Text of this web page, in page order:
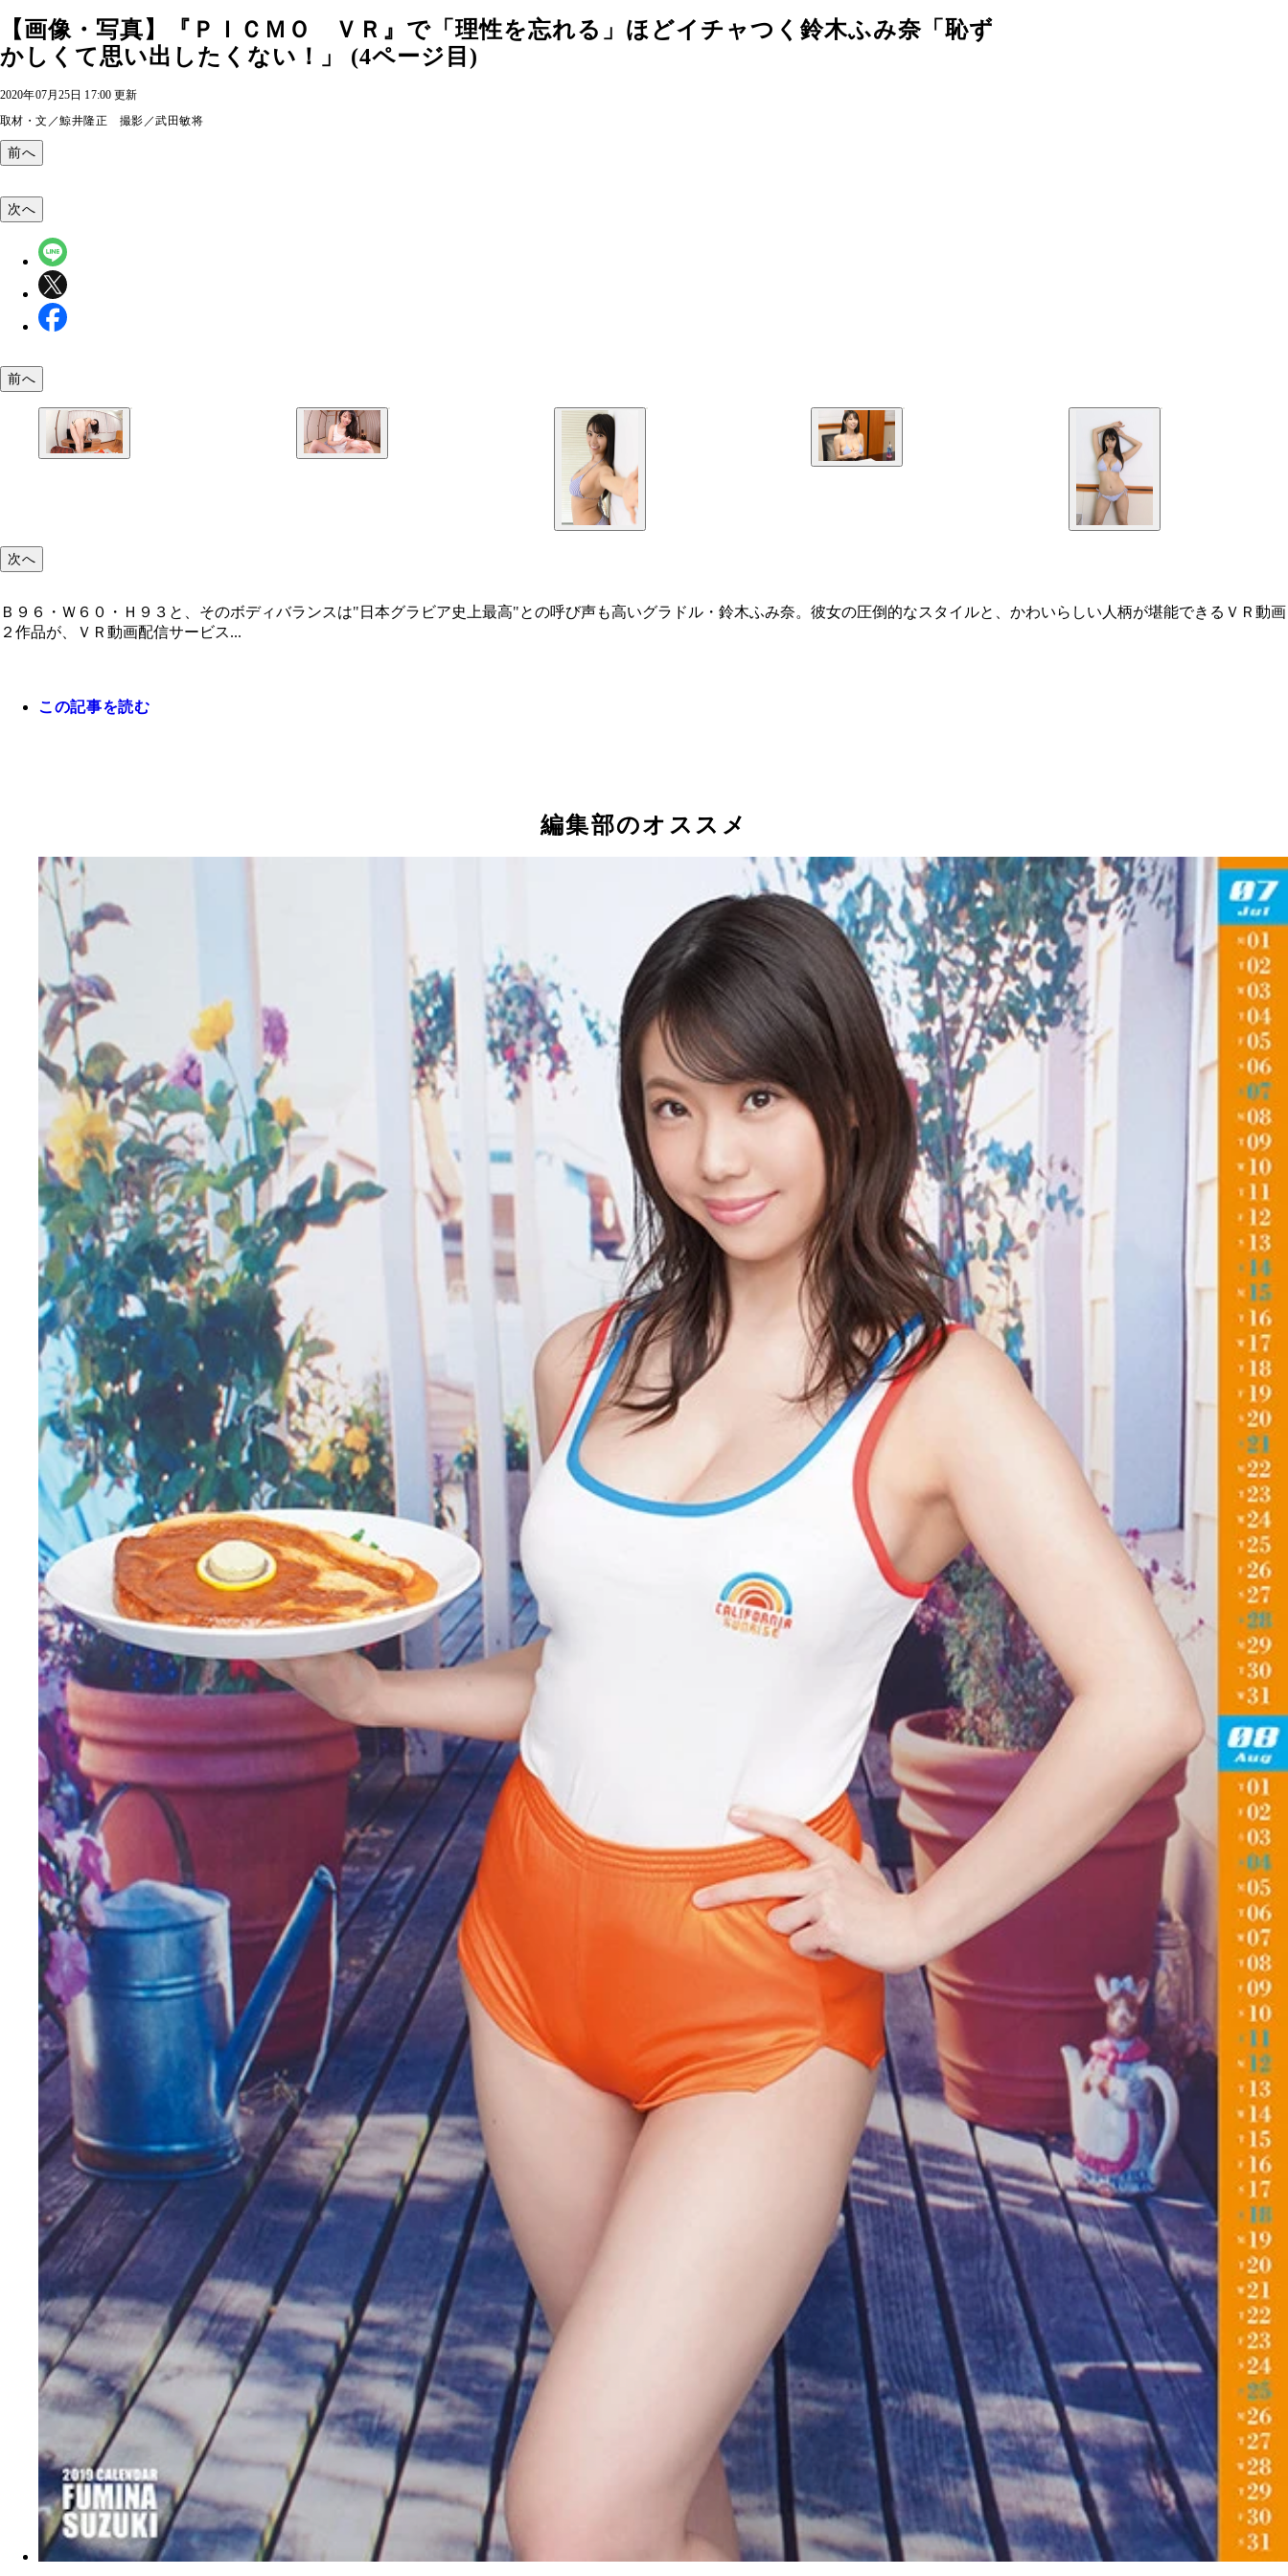
【画像・写真】『ＰＩＣＭＯ ＶＲ』で「理性を忘れる」ほどイチャつく鈴木ふみ奈「恥ず
かしくて思い出したくない！」 (4ページ目)
2020年07月25日 17:00 更新
取材・文／鯨井隆正 撮影／武田敏将
前へ
次へ
前へ
次へ
Ｂ９６・Ｗ６０・Ｈ９３と、そのボディバランスは"日本グラビア史上最高"との呼び声も高いグラドル・鈴木ふみ奈。彼女の圧倒的なスタイルと、かわいらしい人柄が堪能できるＶＲ動画
２作品が、ＶＲ動画配信サービス...
この記事を読む
編集部のオススメ